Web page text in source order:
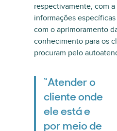
respectivamente, com
informações
com o aprimoramento
conhecimento para os
procuram pelo
“Atender o
cliente onde
ele está e
por meio de